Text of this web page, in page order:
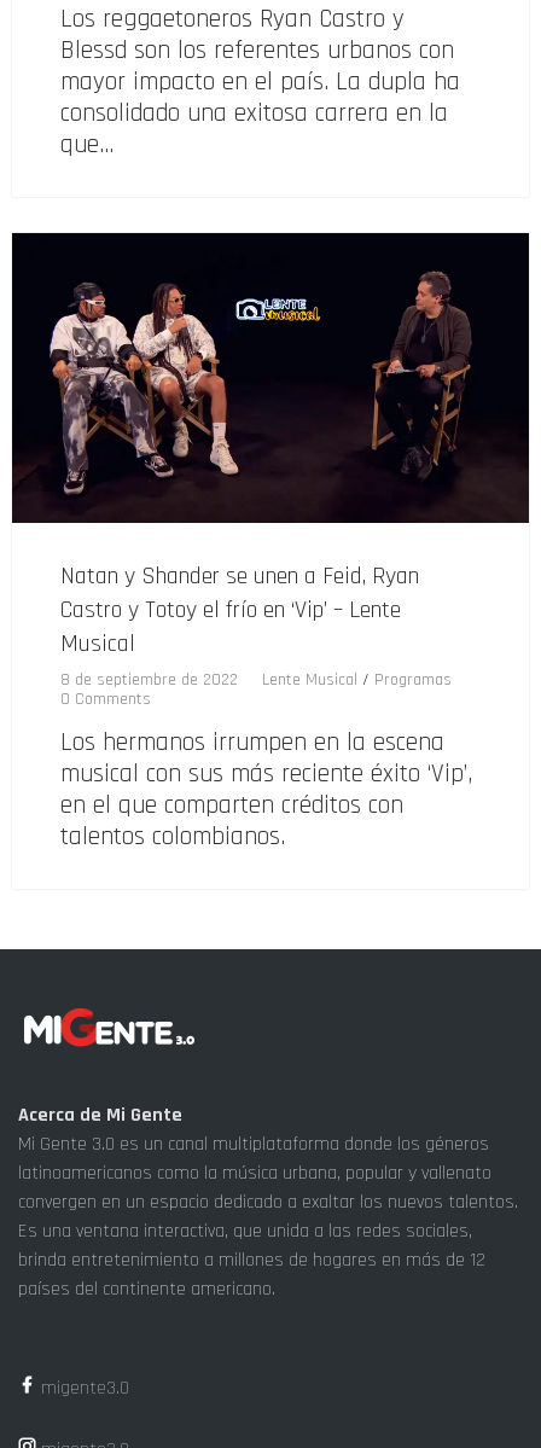
Los reggaetoneros Ryan Castro y
Blessd son los referentes urbanos con
mayor impacto en el país. La dupla ha
consolidado una exitosa carrera en la
que…
Natan y Shander se unen a Feid, Ryan
Castro y Totoy el frío en ‘Vip’ – Lente
Musical
8 de septiembre de 2022 Lente Musical / Programas
0 Comments
Los hermanos irrumpen en la escena
musical con sus más reciente éxito ‘Vip’,
en el que comparten créditos con
talentos colombianos.
Acerca de Mi Gente
Mi Gente 3.0 es un canal multiplataforma donde los géneros
latinoamericanos como la música urbana, popular y vallenato
convergen en un espacio dedicado a exaltar los nuevos talentos.
Es una ventana interactiva, que unida a las redes sociales,
brinda entretenimiento a millones de hogares en más de 12
países del continente americano.
migente3.0